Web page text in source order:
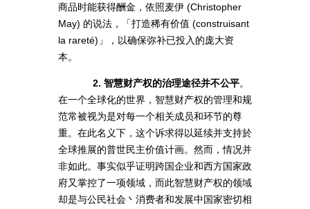
商品时能获得酬金，依照麦伊 (Christopher
May) 的说法，「打造稀有价值 (construisant
la rareté)」，以确保弥补已投入的庞大资
本。
2. 智慧财产权的治理途径并不公平。
在一个全球化的世界，智慧财产权的管理和规
范常被视为是对每一个相关成员和环节的尊
重。在此名义下，这个诉求得以延续并支持於
全球推展的普世民主价值计画。然而，情况并
非如此。事实似乎证明跨国企业和西方国家政
府又掌控了一项领域，而此智慧财产权的领域
却是与公民社会丶消费者和发展中国家密切相